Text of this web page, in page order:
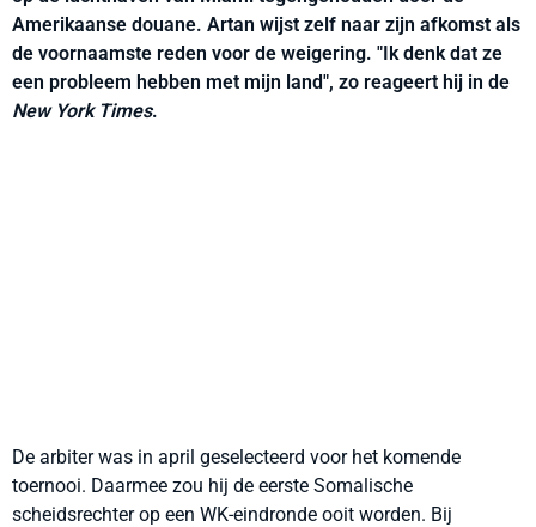
Amerikaanse douane. Artan wijst zelf naar zijn afkomst als
de voornaamste reden voor de weigering. "Ik denk dat ze
een probleem hebben met mijn land", zo reageert hij in de
New York Times.
De arbiter was in april geselecteerd voor het komende
toernooi. Daarmee zou hij de eerste Somalische
scheidsrechter op een WK-eindronde ooit worden. Bij